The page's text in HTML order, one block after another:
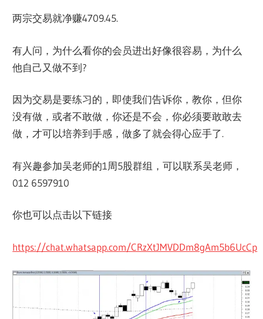
两宗交易就净赚4709.45.
有人问，为什么看你的会员进出好像很容易，为什么
他自己又做不到?
因为交易是要练习的，即使我们告诉你，教你，但你
没有做，或者不敢做，你还是不会，你必须要敢敢去
做，才可以培养到手感，做多了就会得心应手了.
有兴趣参加吴老师的1周5股群组，可以联系吴老师，
012 6597910
你也可以点击以下链接
https://chat.whatsapp.com/CRzXtJMVDDm8gAm5b6UcCp